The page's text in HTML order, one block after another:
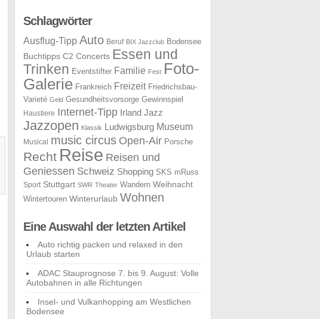
Schlagwörter
Ausflug-Tipp Auto Beruf BIX Jazzclub Bodensee
Buchtipps C2 Concerts Essen und
Trinken Eventstifter Familie Fest Foto-
Galerie Frankreich Freizeit Friedrichsbau-
Varieté Geld Gesundheitsvorsorge Gewinnspiel
Haustiere Internet-Tipp Irland Jazz
Jazzopen Klassik Ludwigsburg Museum
Musical music circus Open-Air Porsche
Recht Reise Reisen und
Geniessen Schweiz Shopping SKS mRuss
Sport Stuttgart SWR Theater Wandern Weihnacht
Wintertouren Winterurlaub Wohnen
Eine Auswahl der letzten Artikel
Auto richtig packen und relaxed in den
Urlaub starten
ADAC Stauprognose 7. bis 9. August: Volle
Autobahnen in alle Richtungen
Insel- und Vulkanhopping am Westlichen
Bodensee